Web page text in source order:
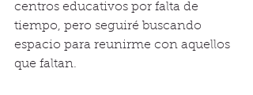
centros educativos por falta de
tiempo, pero seguiré buscando
espacio para reunirme con aquellos
que faltan.